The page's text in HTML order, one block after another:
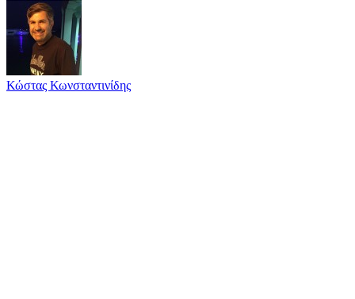
Κώστας Κωνσταντινίδης